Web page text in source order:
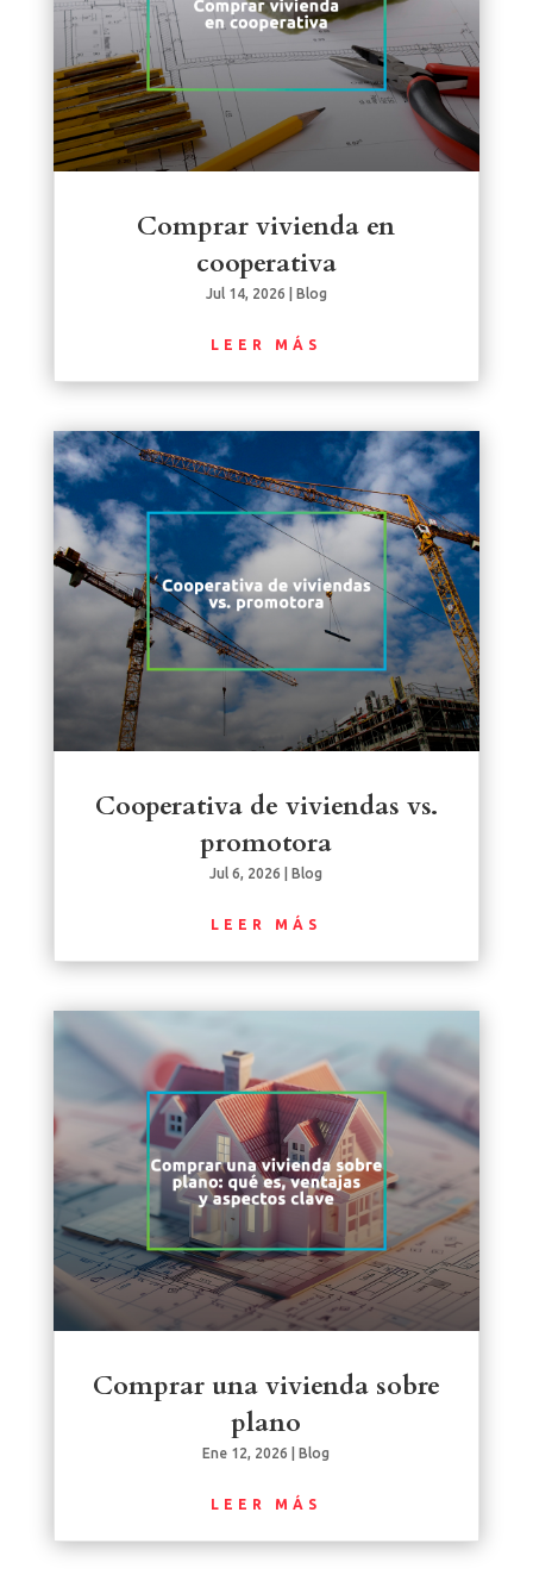
Comprar vivienda en
cooperativa
Jul 14, 2026 Blog
LEER MÁS
Cooperativa de viviendas vs.
promotora
Jul 6, 2026 |Blog
LEER MÁS
Comprar una vivienda sobre
plano
Ene 12, 2026 |Blog
LEER MÁS